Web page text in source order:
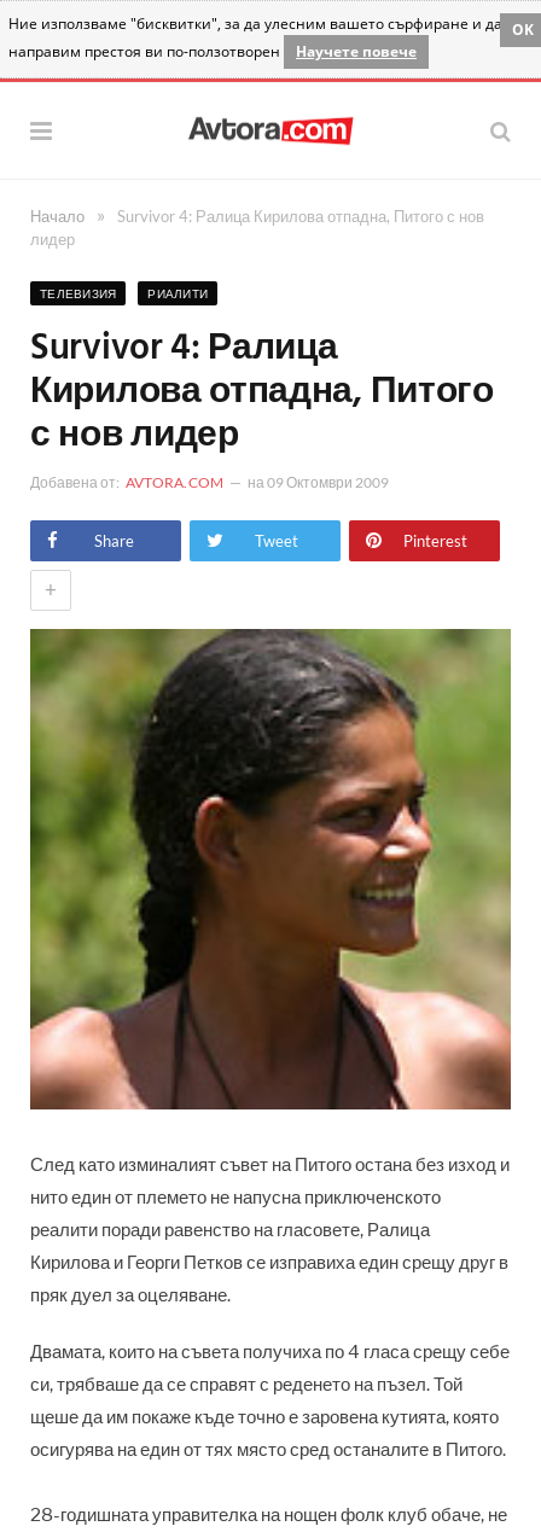
Ние използваме "бисквитки", за да улесним вашето сърфиране и да
направим престоя ви по-ползотворен
Научете повече
OK
Начало »
Survivor 4: Ралица Кирилова отпадна, Питого с нов
лидер
ТЕЛЕВИЗИЯ РИАЛИТИ
Survivor 4: Ралица
Кирилова отпадна, Питого
с нов лидер
Добавена от: AVTORA.COM на09 Октомври 2009
Share Tweet Pinterest
+
След като изминалият съвет на Питого остана без изход и
нито един от племето не напусна приключенското
реалити поради равенство на гласовете, Ралица
Кирилова и Георги Петков се изправиха един срещу друг в
пряк дуел за оцеляване.
Двамата, които на съвета получиха по 4 гласа срещу себе
си, трябваше да се справят с реденето на пъзел. Той
щеше да им покаже къде точно е заровена кутията, която
осигурява на един от тях място сред останалите в Питого.
28-годишната управителка на нощен фолк клуб обаче, не